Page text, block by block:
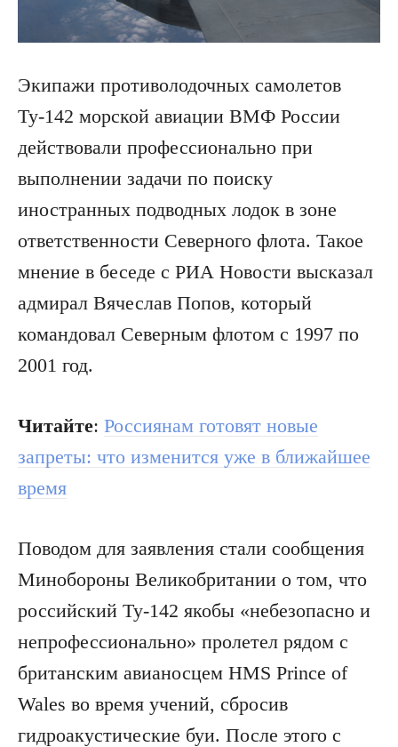
Экипажи противолодочных самолетов
Ту-142 морской авиации ВМФ России
действовали профессионально при
выполнении задачи по поиску
иностранных подводных лодок в зоне
ответственности Северного флота. Такое
мнение в беседе с РИА Новости высказал
адмирал Вячеслав Попов, который
командовал Северным флотом с 1997 по
2001 год.
Читайте: Россиянам готовят новые
запреты: что изменится уже в ближайшее
время
Поводом для заявления стали сообщения
Минобороны Великобритании о том, что
российский Ту-142 якобы «небезопасно и
непрофессионально» пролетел рядом с
британским авианосцем HMS Prince of
Wales во время учений, сбросив
гидроакустические буи. После этого с